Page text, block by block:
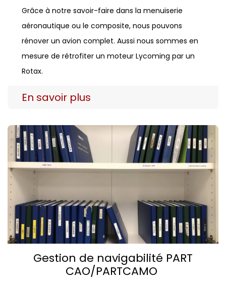
Grâce à notre savoir-faire dans la menuiserie
aéronautique ou le composite, nous pouvons
rénover un avion complet. Aussi nous sommes en
mesure de rétrofiter un moteur Lycoming par un
Rotax.
En savoir plus
Gestion de navigabilité PART
CAO/PARTCAMO